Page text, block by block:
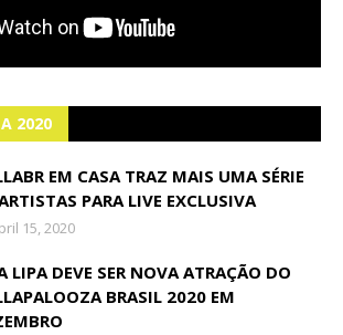
2020
EM CASA TRAZ MAIS UMA SÉRIE
PARA LIVE EXCLUSIVA
15, 2020
LIPA DEVE SER NOVA ATRAÇÃO DO
BRASIL 2020 EM